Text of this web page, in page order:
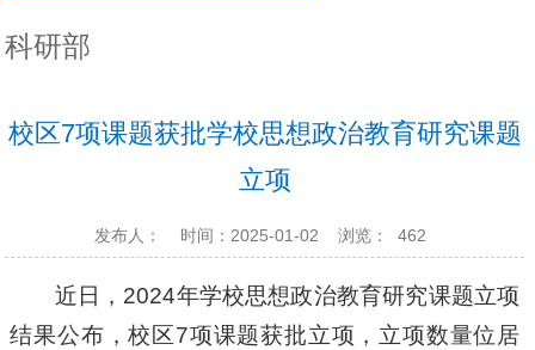
科研部
校区7项课题获批学校思想政治教育研究课题
立项
发布人： 时间：2025-01-02 浏览： 462
近日，2024年学校思想政治教育研究课题立项
结果公布，校区7项课题获批立项，立项数量位居